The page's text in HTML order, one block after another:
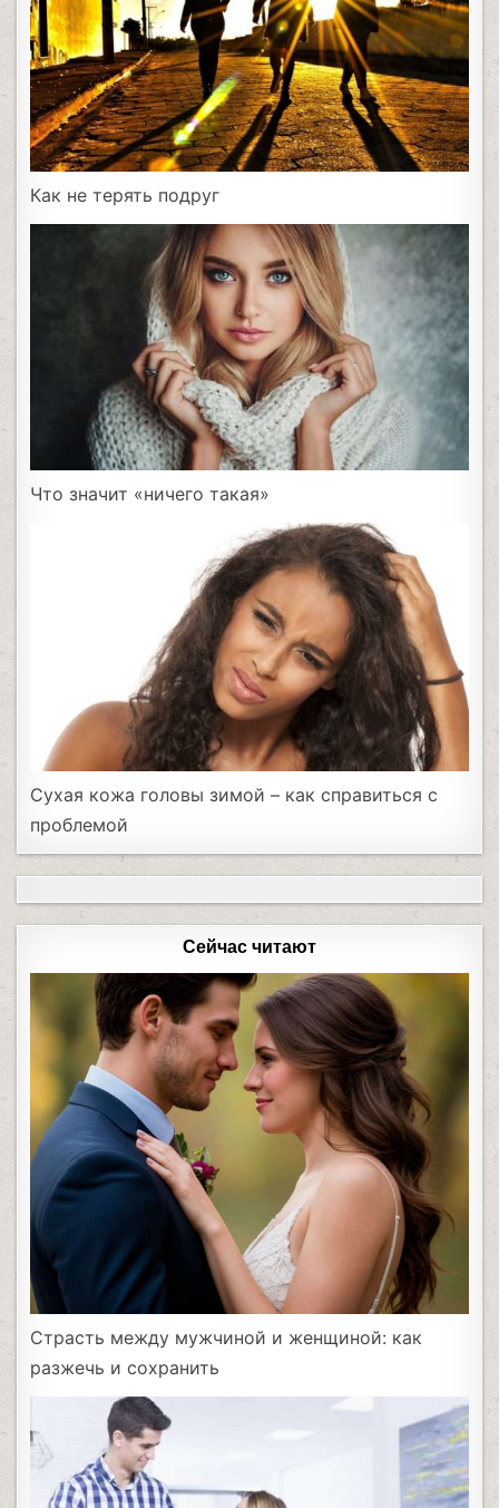
Как не терять подруг
Что значит «ничего такая»
Сухая кожа головы зимой – как справиться с
проблемой
Сейчас читают
Страсть между мужчиной и женщиной: как
разжечь и сохранить